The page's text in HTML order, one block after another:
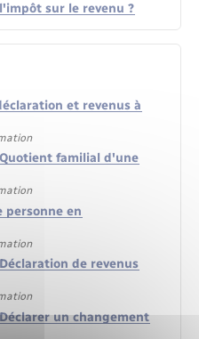
sur le revenu ?
et revenus à
familial d'une
en
de revenus
un changement